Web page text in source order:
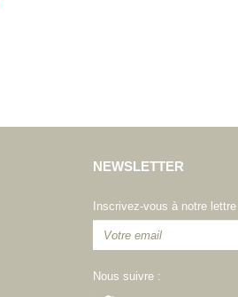
NEWSLETTER
Inscrivez-vous à notre
Nous suivre :